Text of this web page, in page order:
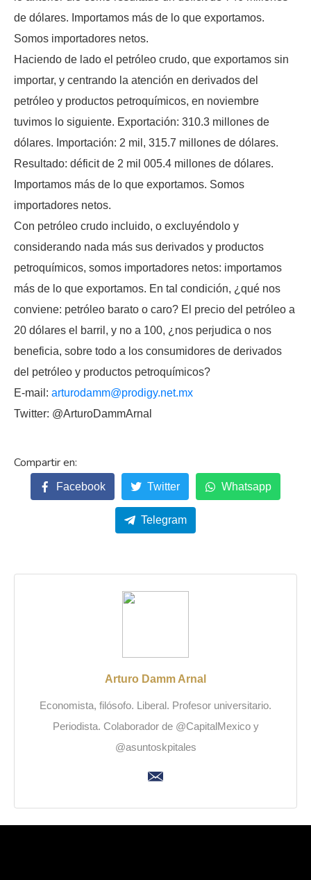
de dólares. Importamos más de lo que exportamos.
Somos importadores netos.
Haciendo de lado el petróleo crudo, que exportamos sin
importar, y centrando la atención en derivados del
petróleo y productos petroquímicos, en noviembre
tuvimos lo siguiente. Exportación: 310.3 millones de
dólares. Importación: 2 mil, 315.7 millones de dólares.
Resultado: déficit de 2 mil 005.4 millones de dólares.
Importamos más de lo que exportamos. Somos
importadores netos.
Con petróleo crudo incluido, o excluyéndolo y
considerando nada más sus derivados y productos
petroquímicos, somos importadores netos: importamos
más de lo que exportamos. En tal condición, ¿qué nos
conviene: petróleo barato o caro? El precio del petróleo a
20 dólares el barril, y no a 100, ¿nos perjudica o nos
beneficia, sobre todo a los consumidores de derivados
del petróleo y productos petroquímicos?
E-mail: arturodamm@prodigy.net.mx
Twitter: @ArturoDammArnal
Facebook Twitter Whatsapp
Telegram
Arturo Damm Arnal
Economista, filósofo. Liberal. Profesor universitario.
Periodista. Colaborador de @CapitalMexico y
@asuntoskpitales